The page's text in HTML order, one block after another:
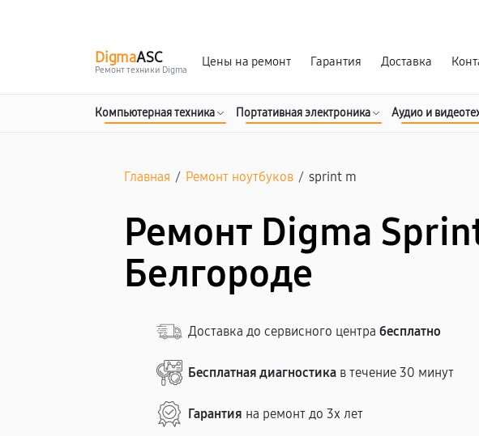
DigmaASC
Ремонт техники Digma
Цены на ремонт Гарантия Доставка
Компьютерная техника Портативная электроника Аудио и
Главная / Ремонт ноутбуков / sprint m
Ремонт Digma
Белгороде
Доставка до сервисного центрабесплатно
Бесплатная диагностика в течение 30 минут
Гарантия на ремонт до 3х лет